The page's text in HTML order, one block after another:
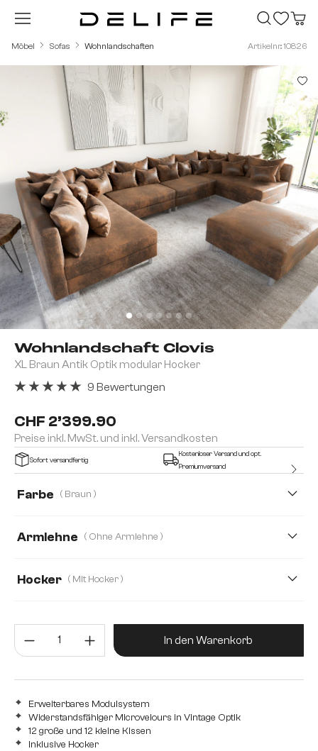
Zum Hauptinhalt springen
Möbel Sofas Wohnlandschaften Artikelnr.: 10826
Wohnlandschaft Clovis
XL Braun Antik Optik modular Hocker
CHF 2’399.90
Preise inkl. MwSt. und inkl. Versandkosten
9 Bewertungen
Sofort versandfertig
Kostenloser Versand und opt.
Premiumversand
Farbe ( Braun )
Armlehne ( Ohne Armlehne )
Hocker ( Mit Hocker )
Produkt Anzahl: Gib den
In den Warenkorb
Erweiterbares Modulsystem
Widerstandsfähiger Microvelours in Vintage Optik
12 große und 12 kleine Kissen
Inklusive Hocker
Bildergalerie überspringen